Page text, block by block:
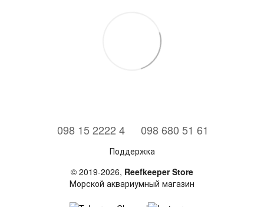
⠀098 15 2222 4 ⠀098 680 51 61
Поддержка
© 2019-2026, Reefkeeper Store
Морской аквариумный магазин